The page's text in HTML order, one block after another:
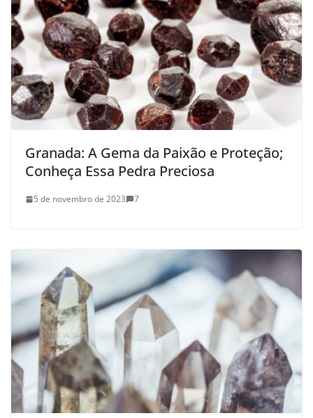
Granada: A Gema da Paixão e Proteção;
Conheça Essa Pedra Preciosa
5 de novembro de 2023 7